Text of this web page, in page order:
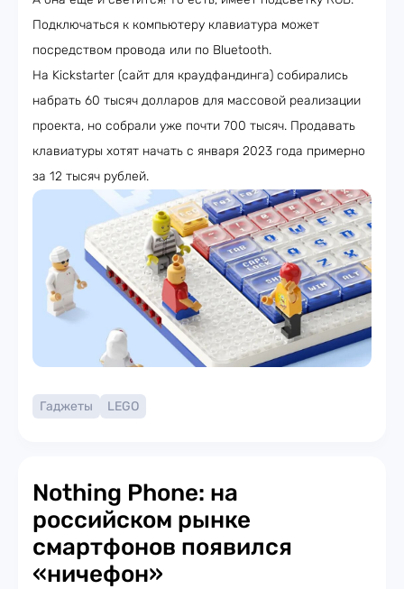
Подключаться к компьютеру клавиатура может
посредством провода или по Bluetooth.
На Kickstarter (сайт для краудфандинга) собирались
набрать 60 тысяч долларов для массовой реализации
проекта, но собрали уже почти 700 тысяч. Продавать
клавиатуры хотят начать с января 2023 года примерно
за 12 тысяч рублей.
Гаджеты LEGO
Nothing Phone: на
российском рынке
смартфонов появился
«ничефон»